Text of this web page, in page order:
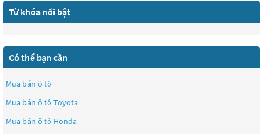
Từ khóa nổi bật
Có thể bạn cần
Mua bán ô tô
Mua bán ô tô Toyota
Mua bán ô tô Honda